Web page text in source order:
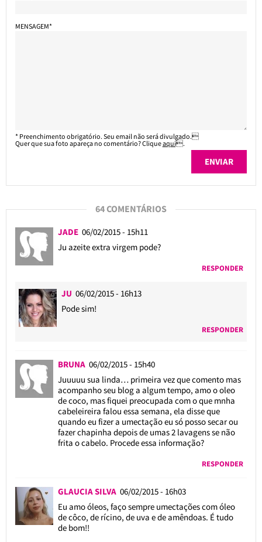
MENSAGEM*
* Preenchimento obrigatório. Seu email não será divulgado.
Quer que sua foto apareça no comentário? Cliqueaqui.
64 COMENTÁRIOS
JADE 06/02/2015 - 15h11
Ju azeite extra virgem pode?
RESPONDER
JU 06/02/2015 - 16h13
Pode sim!
RESPONDER
BRUNA 06/02/2015 - 15h40
Juuuuu sua linda… primeira vez que comento mas
acompanho seu blog a algum tempo, amo o oleo
de coco, mas fiquei preocupada com o que mnha
cabeleireira falou essa semana, ela disse que
quando eu fizer a umectação eu só posso secar ou
fazer chapinha depois de umas 2 lavagens se não
frita o cabelo. Procede essa informação?
RESPONDER
GLAUCIA SILVA 06/02/2015 - 16h03
Eu amo óleos, faço sempre umectações com óleo
de côco, de rícino, de uva e de amêndoas. É tudo
de bom!!